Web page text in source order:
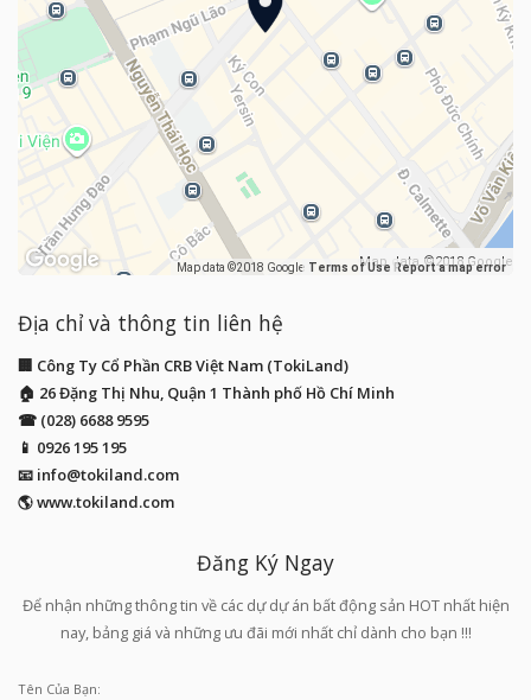
Map data ©2018 Google Map data ©2018 Google
Terms of Use Report a map error
Địa chỉ và thông tin liên hệ
🏢 Công Ty Cổ Phần CRB Việt Nam (TokiLand)
🏠 26 Đặng Thị Nhu, Quận 1 Thành phố Hồ Chí Minh
☎ (028) 6688 9595
📱 0926 195 195
📧 info@tokiland.com
🌎 www.tokiland.com
Đăng Ký Ngay
Để nhận những thông tin về các dự dự án bất động sản HOT nhất hiện
nay, bảng giá và những ưu đãi mới nhất chỉ dành cho bạn !!!
Tên Của Bạn: